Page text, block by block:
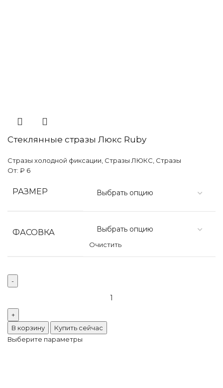
Стеклянные стразы Люкс Ruby
Стразы холодной фиксации Стразы ЛЮКС Стразы
От: ₽ 6
РАЗМЕР
ФАСОВКА
Очистить
В корзину
Купить сейчас
Выберите параметры